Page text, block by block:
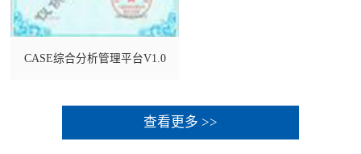
CASE综合分析管理平台V1.0
查看更多 >>